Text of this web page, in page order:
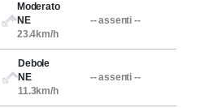
Moderato
NE
23.4km/h
-- assenti --
Debole
NE
11.3km/h
-- assenti --